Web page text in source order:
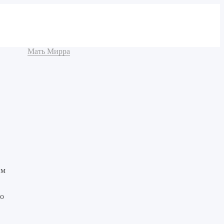
Мать Мирра